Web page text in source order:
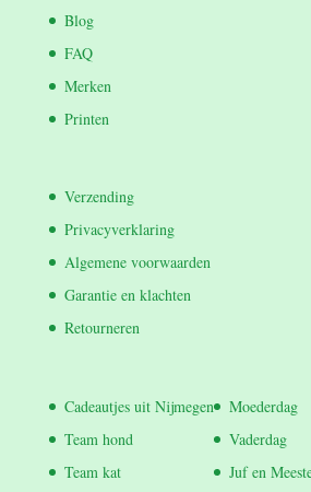
Blog
FAQ
Merken
Printen
Verzending
Privacyverklaring
Algemene voorwaarden
Garantie en klachten
Retourneren
Cadeautjes uit Nijmegen
Team hond
Team kat
Moederdag
Vaderdag
Juf en